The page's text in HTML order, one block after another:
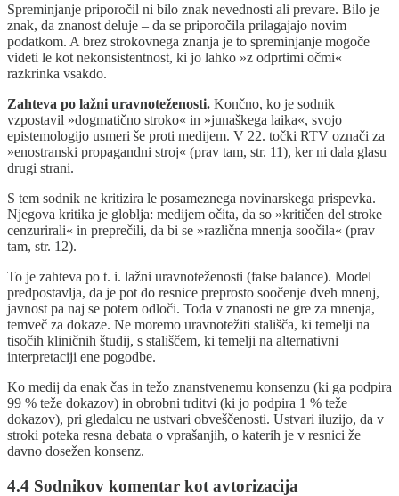
Spreminjanje priporočil ni bilo znak nevednosti ali prevare. Bilo je
znak, da znanost deluje – da se priporočila prilagajajo novim
podatkom. A brez strokovnega znanja je to spreminjanje mogoče
videti le kot nekonsistentnost, ki jo lahko »z odprtimi očmi«
razkrinka vsakdo.
Zahteva po lažni uravnoteženosti. Končno, ko je sodnik
vzpostavil »dogmatično stroko« in »junaškega laika«, svojo
epistemologijo usmeri še proti medijem. V 22. točki RTV označi za
»enostranski propagandni stroj« (prav tam, str. 11), ker ni dala glasu
drugi strani.
S tem sodnik ne kritizira le posameznega novinarskega prispevka.
Njegova kritika je globlja: medijem očita, da so »kritičen del stroke
cenzurirali« in preprečili, da bi se »različna mnenja soočila« (prav
tam, str. 12).
To je zahteva po t. i. lažni uravnoteženosti (false balance). Model
predpostavlja, da je pot do resnice preprosto soočenje dveh mnenj,
javnost pa naj se potem odloči. Toda v znanosti ne gre za mnenja,
temveč za dokaze. Ne moremo uravnotežiti stališča, ki temelji na
tisočih kliničnih študij, s stališčem, ki temelji na alternativni
interpretaciji ene pogodbe.
Ko medij da enak čas in težo znanstvenemu konsenzu (ki ga podpira
99 % teže dokazov) in obrobni trditvi (ki jo podpira 1 % teže
dokazov), pri gledalcu ne ustvari obveščenosti. Ustvari iluzijo, da v
stroki poteka resna debata o vprašanjih, o katerih je v resnici že
davno dosežen konsenz.
4.4 Sodnikov komentar kot avtorizacija